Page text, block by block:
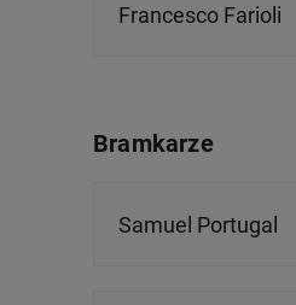
Francesco Farioli
Bramkarze
Samuel Portugal